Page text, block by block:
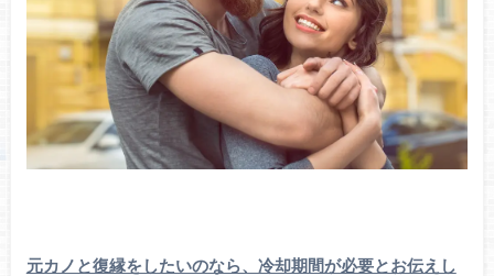
元カノと復縁をしたいのなら、冷却期間が必要とお伝えし